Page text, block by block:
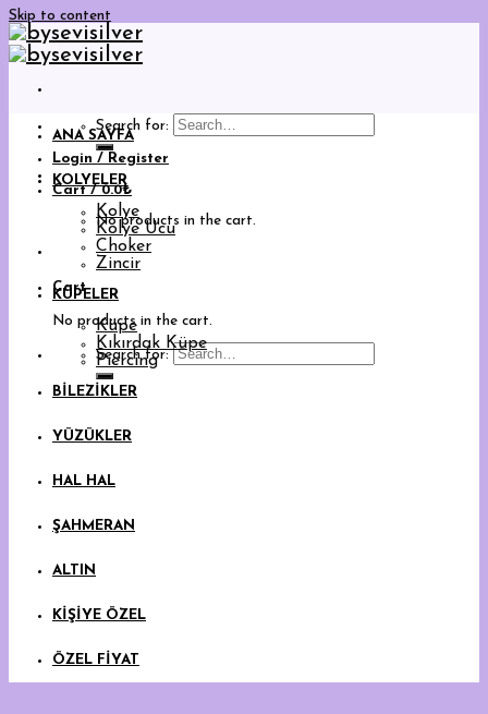
Skip to content
Search for:
Login / Register
Cart /0.0₺
No products in the cart.
Cart
No products in the cart.
Search for:
ANA SAYFA
KOLYELER
Kolye
Kolye Ucu
Choker
Zincir
KÜPELER
Küpe
Kıkırdak Küpe
Piercing
BİLEZİKLER
YÜZÜKLER
HAL HAL
ŞAHMERAN
ALTIN
KİŞİYE ÖZEL
ÖZEL FİYAT